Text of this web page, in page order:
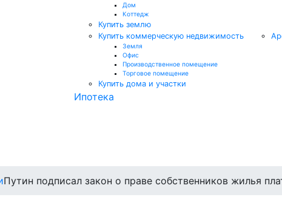
Дом
Коттедж
Купить землю
Купить коммерческую недвижимость
Земля
Офис
Производственное помещение
Торговое помещение
Купить дома и участки
Ипотека
Путин подписал закон о праве собственников жилья